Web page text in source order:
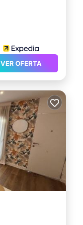
VER OFERTA